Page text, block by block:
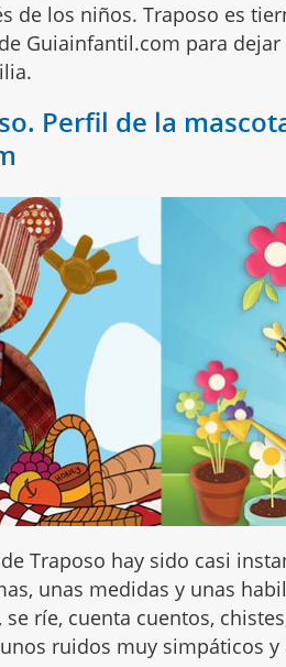
de los niños. Traposo es
Guiainfantil.com para
Perfil de la
Traposo hay sido casi
unas medidas y unas
ríe, cuenta cuentos,
ruidos muy simpáticos y